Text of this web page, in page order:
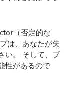
（否定的な
は、あなたが失
い。 そして、ブ
性があるので